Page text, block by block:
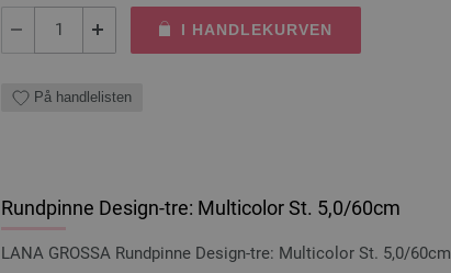
I HANDLEKURVEN
På handlelisten
Rundpinne Design-tre: Multicolor St. 5,0/60cm
LANA GROSSA Rundpinne Design-tre: Multicolor St. 5,0/60cm